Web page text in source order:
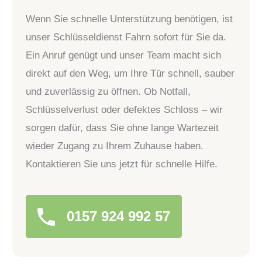
Wenn Sie schnelle Unterstützung benötigen, ist
unser Schlüsseldienst Fahrn sofort für Sie da.
Ein Anruf genügt und unser Team macht sich
direkt auf den Weg, um Ihre Tür schnell, sauber
und zuverlässig zu öffnen. Ob Notfall,
Schlüsselverlust oder defektes Schloss – wir
sorgen dafür, dass Sie ohne lange Wartezeit
wieder Zugang zu Ihrem Zuhause haben.
Kontaktieren Sie uns jetzt für schnelle Hilfe.
0157 924 992 57